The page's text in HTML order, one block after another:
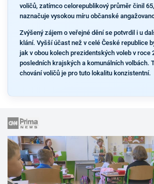
voličů, zatímco celorepublikový průměr činil
naznačuje vysokou míru občanské
Zvýšený zájem o veřejné dění se potvrdil i u
klání. Vyšší účast než v celé České republice
jak v obou kolech prezidentských voleb v roce
posledních krajských a komunálních volbách.
chování voličů je pro tuto lokalitu konzistentní.